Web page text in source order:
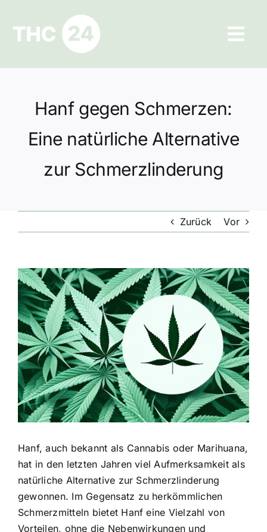
springen
Ratgeber
Hilfe und Kontakt
Datenschutz
Hanf gegen Schmerzen:
Eine natürliche Alternative
zur Schmerzlinderung
Zurück Vor
Zeige
grösseres
Bild
Hanf, auch bekannt als Cannabis oder Marihuana,
hat in den letzten Jahren viel Aufmerksamkeit als
natürliche Alternative zur Schmerzlinderung
gewonnen. Im Gegensatz zu herkömmlichen
Schmerzmitteln bietet Hanf eine Vielzahl von
Vorteilen, ohne die Nebenwirkungen und